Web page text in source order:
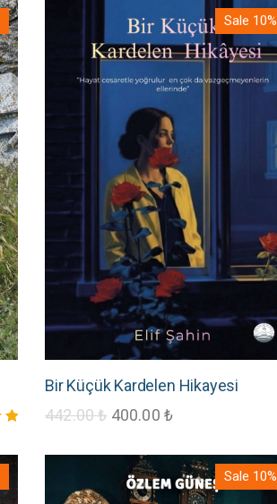
oy aldı
Sale 10%
Bir Küçük Kardelen Hikayesi
442.00₺ 400.00 ₺
Sale 10%